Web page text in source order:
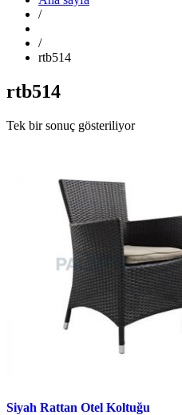
/
/
rtb514
rtb514
Tek bir sonuç gösteriliyor
Siyah Rattan Otel Koltuğu